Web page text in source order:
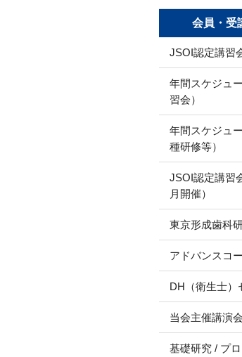
会員・受
JSOI認定講習
年間スケジュ
習会）
年間スケジュ
種研修等）
JSOI認定講習
月開催）
東京形成歯科
アドバンスコ
DH（衛生士）
当会主催講演
基礎研究 / プ